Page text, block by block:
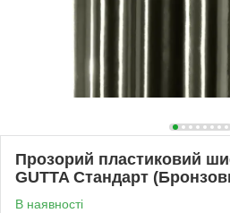
Прозорий пластиковий
GUTTA Стандарт
В наявності